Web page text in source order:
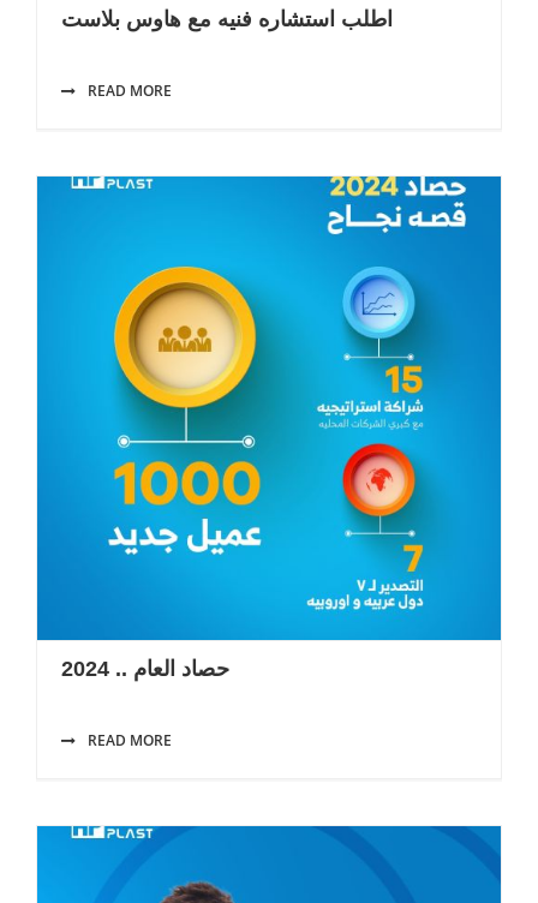
اطلب استشاره فنيه مع هاوس بلاست
READ MORE
حصاد العام .. 2024
READ MORE